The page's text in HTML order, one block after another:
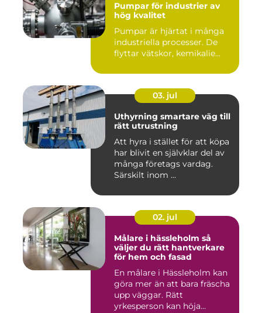
Pumpar för industrier av
hög kvalitet
Pumpar är hjärtat i många
industriella processer. De
flyttar vätskor, kemikalie...
03. jul
Uthyrning smartare väg till
rätt utrustning
Att hyra i stället för att köpa
har blivit en självklar del av
många företags vardag.
Särskilt inom ...
02. jul
Målare i hässleholm så
väljer du rätt hantverkare
för hem och fasad
En målare i Hässleholm kan
göra mer än att bara fräscha
upp väggar. Rätt
yrkesperson kan höja